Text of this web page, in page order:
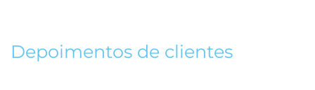
Depoimentos de clientes